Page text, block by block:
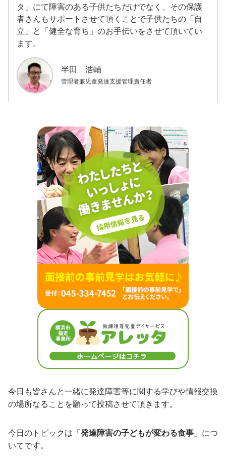
タ」にて障害のある子供たちだけでなく、その保護
者さんもサポートさせて頂くことで子供たちの「自
立」と「健全な育ち」のお手伝いをさせて頂いてい
ます。
半田 浩輔
管理者兼児童発達支援管理責任者
今日も皆さんと一緒に発達障害等に関する学びや情報交換
の場所なることを願って投稿させて頂きます。
今日のトピックは「発達障害の子どもが変わる食事 」につ
いてです。